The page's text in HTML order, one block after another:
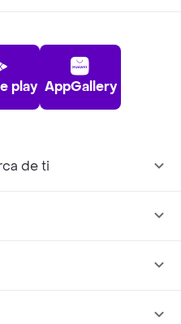
play AppGallery
de ti